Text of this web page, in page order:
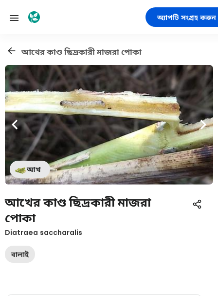
অ্যাপটি সংগ্রহ করুন
আখের কাণ্ড ছিদ্রকারী মাজরা পোকা
আখ
আখের কাণ্ড ছিদ্রকারী মাজরা
পোকা
Diatraea saccharalis
বালাই